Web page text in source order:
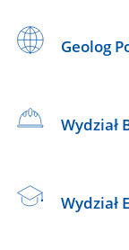
Geolog
Wydział
Wydział